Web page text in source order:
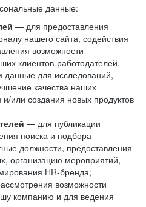
данные:
— для предоставления
нашего сайта, содействия
возможности
клиентов-работодателей.
данные для исследований,
качества наших
и/или создания новых продуктов
— для публикации
поиска и подбора
должности, предоставления
организацию мероприятий,
HR-бренда;
возможности
компанию и для ведения